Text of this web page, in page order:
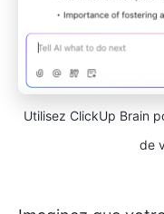
Utilisez ClickUp Brain
de